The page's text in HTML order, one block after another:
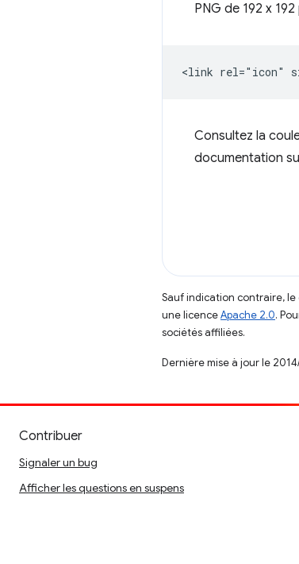
PNG de 192 x
Consultez la
documentation
Sauf indication contraire,
une licenceApache 2.0.
sociétés affiliées.
Dernière mise à jour le
Contribuer
Signaler un bug
Afficher les questions en suspens